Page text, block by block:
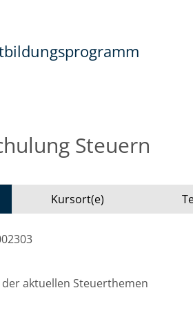
Steuern
Kursort(e)
aktuellen Steuerthemen